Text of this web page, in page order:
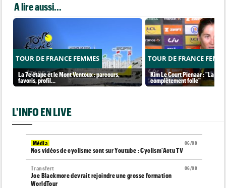
A lire aussi...
TOUR DE FRANCE FEMMES
La 7e étape et le Mont Ventoux : parcours,
favoris, profil…
TOUR DE FRANCE
Kim Le Court Pienaar : "La
complètement folle"
L'INFO EN LIVE
06/08
Média
Nos vidéos de cyclisme sont sur Youtube : Cyclism'Actu TV
06/08
Transfert
Joe Blackmore devrait rejoindre une grosse formation
WorldTour